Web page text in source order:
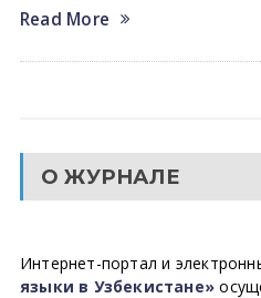
Read More
О ЖУРНАЛЕ
Интернет-портал и
языки в Узбекистане»